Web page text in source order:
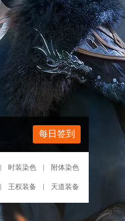
每日签到
时装染色 附体染色
王权装备 天道装备